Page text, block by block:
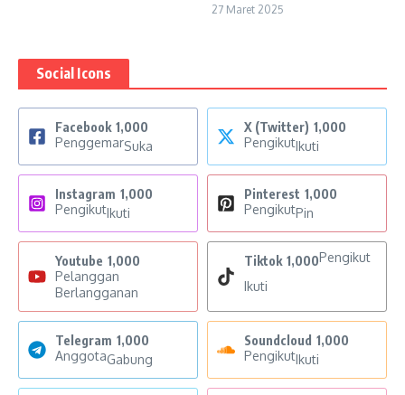
27 Maret 2025
Social Icons
Facebook 1,000
PenggemarSuka
X (Twitter) 1,000
Pengikut Ikuti
Instagram 1,000
Pengikut Ikuti
Pinterest 1,000
PengikutPin
Youtube 1,000
Pelanggan
Berlangganan
Tiktok 1,000Pengikut
Ikuti
Telegram 1,000
AnggotaGabung
Soundcloud 1,000
Pengikut Ikuti